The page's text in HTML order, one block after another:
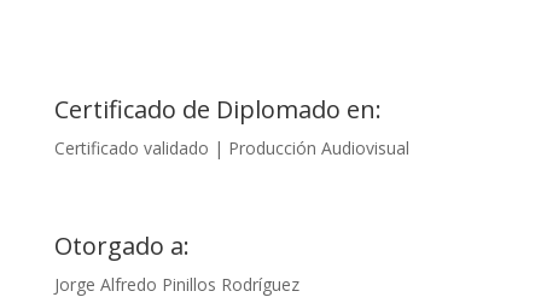
Certificado de Diplomado en:
Certificado validado | Producción Audiovisual
Otorgado a:
Jorge Alfredo Pinillos Rodríguez